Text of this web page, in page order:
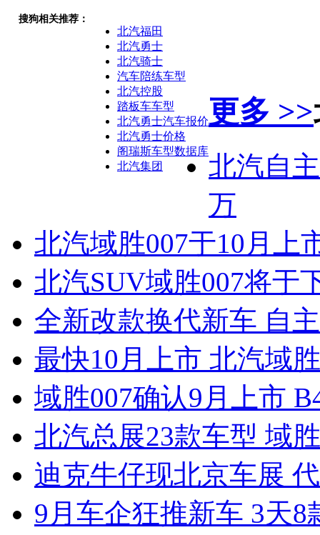
搜狗相关推荐：
北汽福田
北汽勇士
北汽骑士
汽车陪练车型
北汽控股
踏板车车型
北汽勇士汽车报价
北汽勇士价格
阁瑞斯车型数据库
北汽集团
更多 >>
北汽自
万
北汽域胜007于10月上
北汽SUV域胜007将于
全新改款换代新车 自
最快10月上市 北汽域
域胜007确认9月上市
北汽总展23款车型 域
迪克牛仔现北京车展
9月车企狂推新车 3天8